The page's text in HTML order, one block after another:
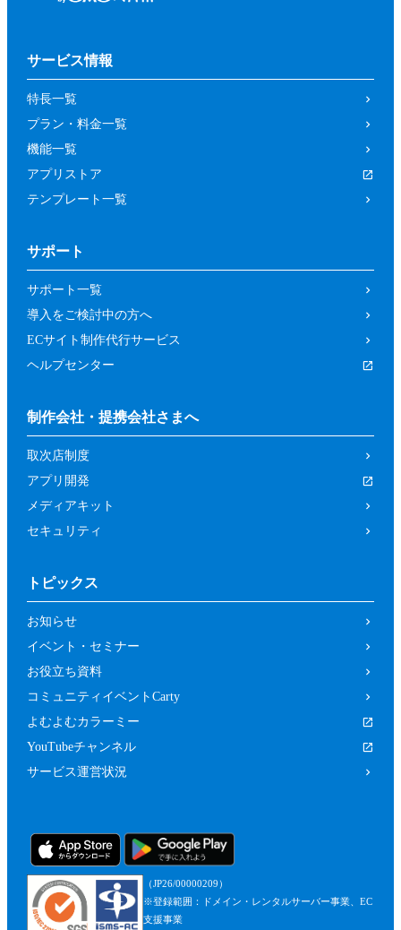
サービス情報
特長一覧
プラン・料金一覧
機能一覧
アプリストア
テンプレート一覧
サポート
サポート一覧
導入をご検討中の方へ
ECサイト制作代行サービス
ヘルプセンター
制作会社・提携会社さまへ
取次店制度
アプリ開発
メディアキット
セキュリティ
トピックス
お知らせ
イベント・セミナー
お役立ち資料
コミュニティイベントCarty
よむよむカラーミー
YouTubeチャンネル
サービス運営状況
（JP26/00000209）
※登録範囲：ドメイン・レンタルサーバー事業、EC
支援事業